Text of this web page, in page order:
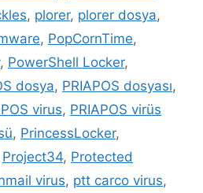
, plorer, plorer dosya,
, PopCornTime,
, PowerShell Locker,
dosya, PRIAPOS dosyası,
virus, PRIAPOS virüs
, PrincessLocker,
Project34, Protected
virus, ptt carco virus,